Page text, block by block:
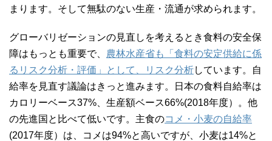
まります。そして無駄のない生産・流通が求められます。
グローバリゼーションの見直しを考えるとき食料の安全保
障はもっとも重要で、 農林水産省も「食料の安定供給に係
るリスク分析・評価」として、リスク分析しています。自
給率を見直す議論はきっと進みます。日本の食料自給率は
カロリーベース37%、生産額ベース66%(2018年度）。他
の先進国と比べて低いです。主食のコメ・小麦の自給率
(2017年度）は、コメは94%と高いですが、小麦は14%と